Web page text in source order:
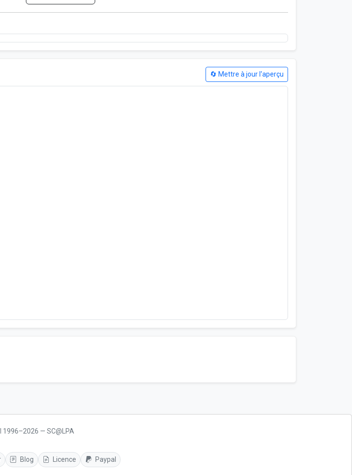
🔄 Mettre à jour l'aperçu
1996–2026 — SC@LPA
Blog Licence Paypal